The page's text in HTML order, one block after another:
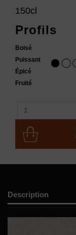
150cl
Profils
Boisé
Puissant
Épicé
Fruité
Description